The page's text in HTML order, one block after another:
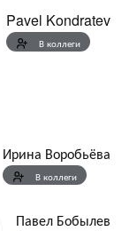
Pavel Kondratev
В коллеги
Ирина Воробьёва
В коллеги
Павел Бобылев